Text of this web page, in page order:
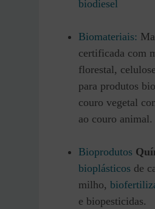
biodiesel
Biomateriais:
certificada com
florestal,
para produtos
couro vegetal
ao couro animal.
Bioprodutos
bioplásticos de
milho,
e biopesticidas.